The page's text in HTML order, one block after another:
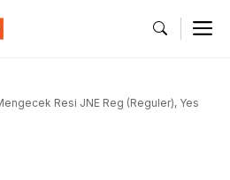
Resi JNE Reg (Reguler), Yes